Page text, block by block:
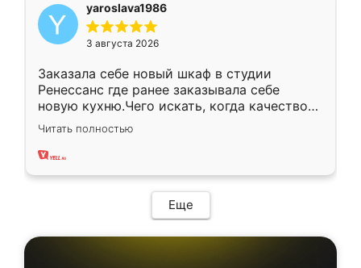
yaroslava1986
3 августа 2026
Заказала себе новый шкаф в студии
Ренессанс где ранее заказывала себе
новую кухню.Чего искать, когда качеством
вполне довольна. Служит кухня уже почти
два года, нареканий нет.
Читать полностью
Еще